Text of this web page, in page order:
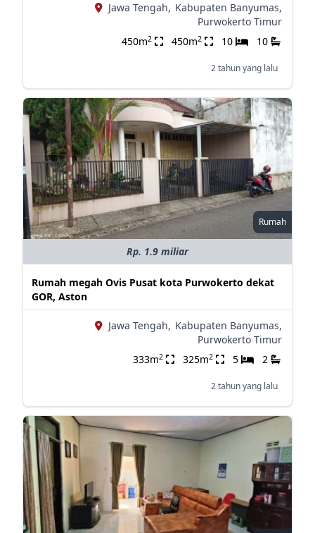
Jawa Tengah, Kabupaten Banyumas,
Purwokerto Timur
450m2 450m2 10 10
2 tahun yang lalu
Rumah
Rp. 1.9 miliar
Rumah megah Ovis Pusat kota Purwokerto dekat
GOR, Aston
Jawa Tengah, Kabupaten Banyumas,
Purwokerto Timur
333m2 325m2 5 2
2 tahun yang lalu